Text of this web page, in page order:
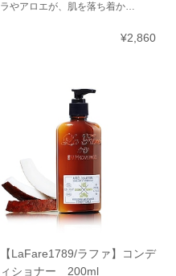
ラやアロエが、肌を落ち着か…
¥2,860
【LaFare1789/ラファ】コンデ
ィショナー 200ml